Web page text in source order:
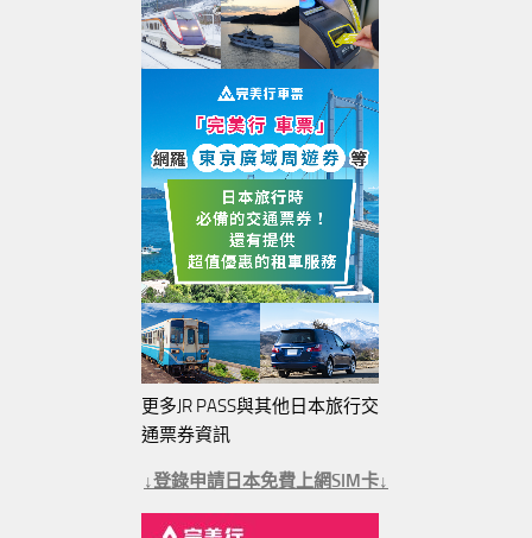
更多JR PASS與其他日本旅行交
通票券資訊
↓登錄申請日本免費上網SIM卡↓